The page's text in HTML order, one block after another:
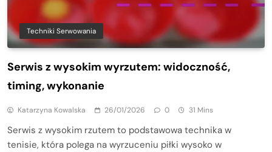
Techniki Serwowania
Serwis z wysokim wyrzutem: widoczność,
timing, wykonanie
Katarzyna Kowalska 26/01/2026 0 31 Mins
Serwis z wysokim rzutem to podstawowa technika w
tenisie, która polega na wyrzuceniu piłki wysoko w